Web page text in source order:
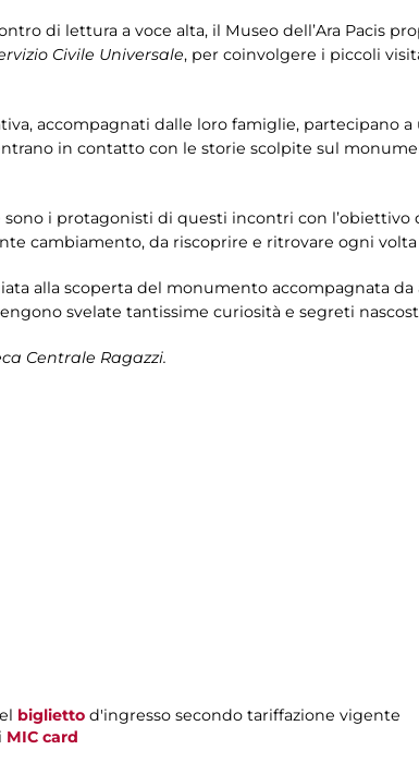
di lettura a voce alta, il Museo dell’Ara Pacis
Civile Universale, per coinvolgere i piccoli
accompagnati dalle loro famiglie, partecipano a
in contatto con le storie scolpite sul
i protagonisti di questi incontri con l’obiettivo
cambiamento, da riscoprire e ritrovare ogni
alla scoperta del monumento accompagnata
svelate tantissime curiosità e segreti
Centrale Ragazzi.
biglietto d'ingresso secondo tariffazione vigente
MIC card